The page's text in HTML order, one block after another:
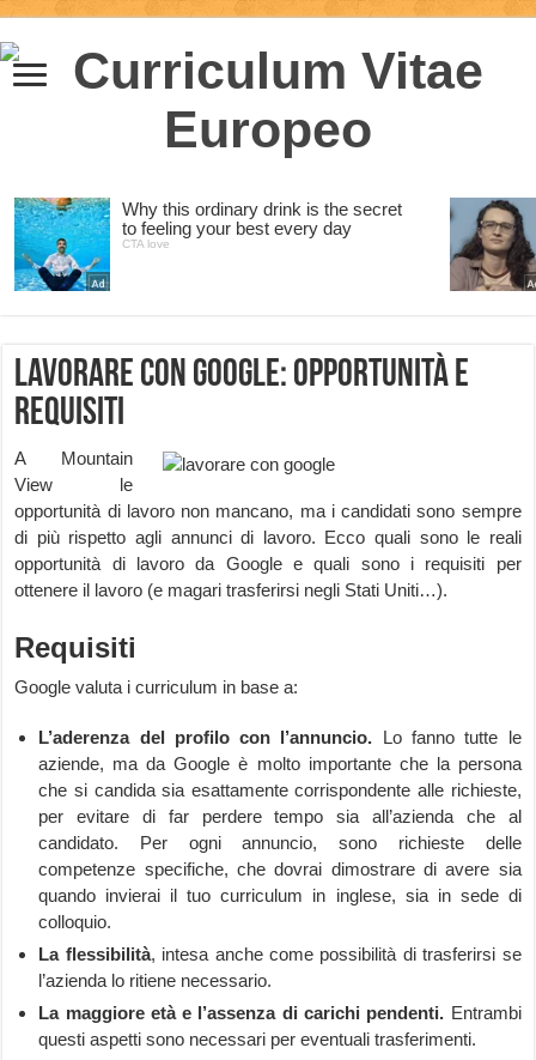
Lavorare con Google: opportunità e
requisiti
A Mountain
View le
opportunità di lavoro non mancano, ma i candidati sono sempre
di più rispetto agli annunci di lavoro. Ecco quali sono le reali
opportunità di lavoro da Google e quali sono i requisiti per
ottenere il lavoro (e magari trasferirsi negli Stati Uniti…).
Requisiti
Google valuta i curriculum in base a:
L’aderenza del profilo con l’annuncio. Lo fanno tutte le
aziende, ma da Google è molto importante che la persona
che si candida sia esattamente corrispondente alle richieste,
per evitare di far perdere tempo sia all’azienda che al
candidato. Per ogni annuncio, sono richieste delle
competenze specifiche, che dovrai dimostrare di avere sia
quando invierai il tuo curriculum in inglese, sia in sede di
colloquio.
La flessibilità, intesa anche come possibilità di trasferirsi se
l’azienda lo ritiene necessario.
La maggiore età e l’assenza di carichi pendenti. Entrambi
questi aspetti sono necessari per eventuali trasferimenti.